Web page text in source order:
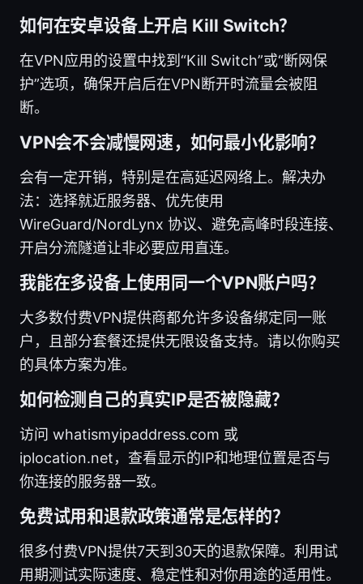
如何在安卓设备上开启 Kill Switch？
在VPN应用的设置中找到“Kill Switch”或“断网保
护”选项，确保开启后在VPN断开时流量会被阻
断。
VPN会不会减慢网速，如何最小化影响？
会有一定开销，特别是在高延迟网络上。解决办
法：选择就近服务器、优先使用
WireGuard/NordLynx 协议、避免高峰时段连接、
开启分流隧道让非必要应用直连。
我能在多设备上使用同一个VPN账户吗？
大多数付费VPN提供商都允许多设备绑定同一账
户，且部分套餐还提供无限设备支持。请以你购买
的具体方案为准。
如何检测自己的真实IP是否被隐藏？
访问 whatismyipaddress.com 或
iplocation.net，查看显示的IP和地理位置是否与
你连接的服务器一致。
免费试用和退款政策通常是怎样的？
很多付费VPN提供7天到30天的退款保障。利用试
用期测试实际速度、稳定性和对你用途的适用性。